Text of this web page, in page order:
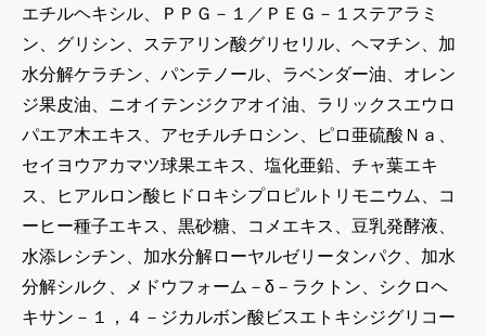
エチルヘキシル、ＰＰＧ－１／ＰＥＧ－１ステアラミ
ン、グリシン、ステアリン酸グリセリル、ヘマチン、加
水分解ケラチン、パンテノール、ラベンダー油、オレン
ジ果皮油、ニオイテンジクアオイ油、ラリックスエウロ
パエア木エキス、アセチルチロシン、ピロ亜硫酸Ｎａ、
セイヨウアカマツ球果エキス、塩化亜鉛、チャ葉エキ
ス、ヒアルロン酸ヒドロキシプロピルトリモニウム、コ
ーヒー種子エキス、黒砂糖、コメエキス、豆乳発酵液、
水添レシチン、加水分解ローヤルゼリータンパク、加水
分解シルク、メドウフォーム－δ－ラクトン、シクロヘ
キサン－１，４－ジカルボン酸ビスエトキシジグリコー